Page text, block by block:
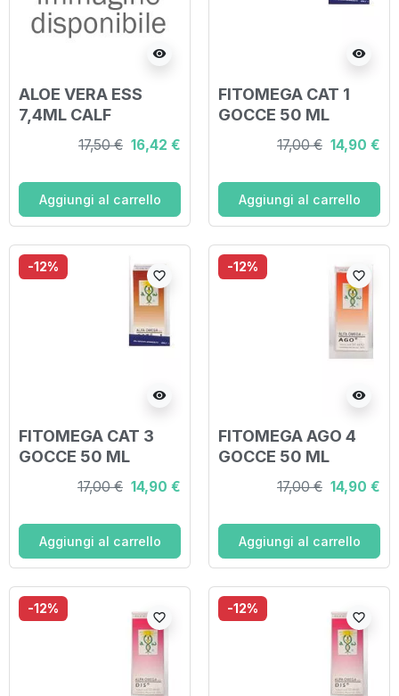
visibility
ALOE VERA ESS
7,4ML CALF
17,50 € 16,42 €
Aggiungi al carrello
visibility
FITOMEGA CAT 1
GOCCE 50 ML
17,00 € 14,90 €
Aggiungi al carrello
-12%
visibility
favorite_border
FITOMEGA CAT 3
GOCCE 50 ML
17,00 € 14,90 €
Aggiungi al carrello
-12%
visibility
favorite_border
FITOMEGA AGO 4
GOCCE 50 ML
17,00 € 14,90 €
Aggiungi al carrello
-12%
favorite_border
-12%
favorite_border